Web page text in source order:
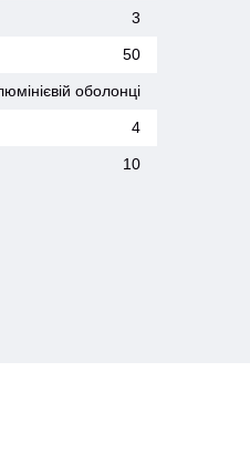
3
50
оболонці
4
10